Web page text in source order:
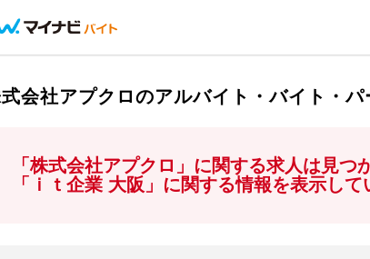
会社アプクロのアルバイト・バイト・パ
「株式会社アプクロ」に関する求人は見つ
「ｉｔ企業 大阪」に関する情報を表示して